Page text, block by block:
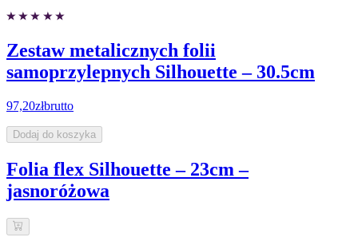
Zestaw metalicznych folii
samoprzylepnych Silhouette – 30.5cm
97,20złbrutto
Dodaj do koszyka
Folia flex Silhouette – 23cm –
jasnoróżowa